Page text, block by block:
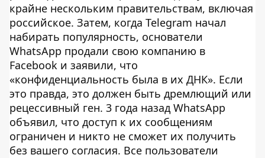
крайне нескольким правительствам, включая
российское. Затем, когда Telegram начал
набирать популярность, основатели
WhatsApp продали свою компанию в
Facebook и заявили, что
«конфиденциальность была в их ДНК». Если
это правда, это должен быть дремлющий или
рецессивный ген. 3 года назад WhatsApp
объявил, что доступ к их сообщениям
ограничен и никто не сможет их получить
без вашего согласия. Все пользователи